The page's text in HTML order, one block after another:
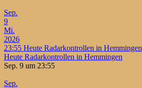
Sep.
9
Mi.
2026
23:55 Heute Radarkontrollen in Hemmingen
Heute Radarkontrollen in Hemmingen
Sep. 9 um 23:55
Sep.